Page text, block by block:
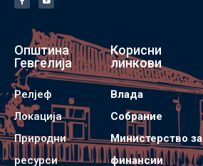
Општина
Гевгелија
Релјеф
Локација
Природни
ресурси
Корисни
линкови
Влада
Собрание
Министерство за
финансии